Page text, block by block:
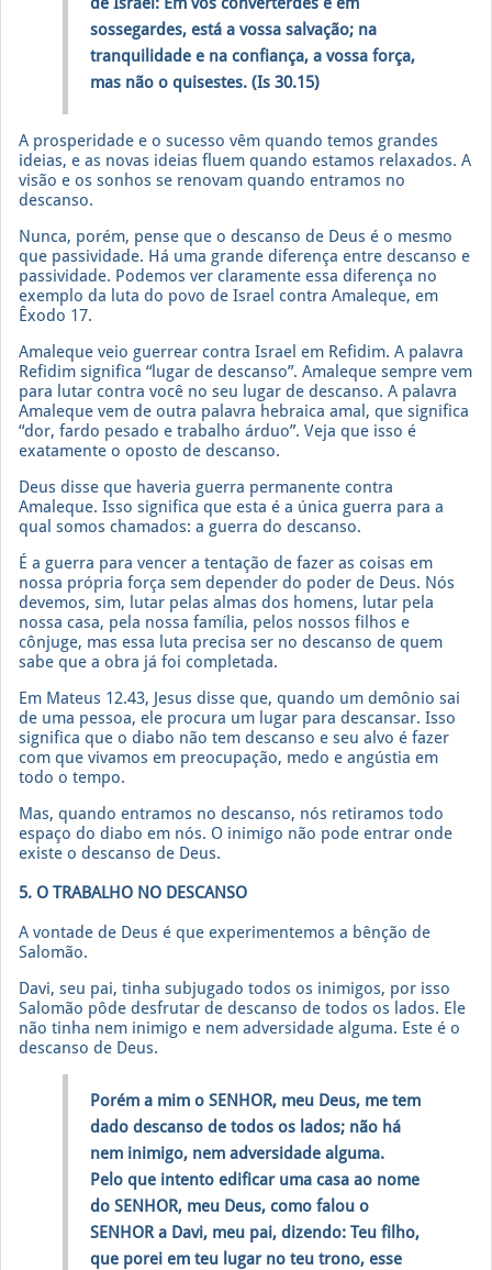
sossegardes, está a vossa salvação; na
tranquilidade e na confiança, a vossa força,
mas não o quisestes. (Is 30.15)
A prosperidade e o sucesso vêm quando temos grandes
ideias, e as novas ideias fluem quando estamos relaxados. A
visão e os sonhos se renovam quando entramos no
descanso.
Nunca, porém, pense que o descanso de Deus é o mesmo
que passividade. Há uma grande diferença entre descanso e
passividade. Podemos ver claramente essa diferença no
exemplo da luta do povo de Israel contra Amaleque, em
Êxodo 17.
Amaleque veio guerrear contra Israel em Refidim. A palavra
Refidim significa “lugar de descanso”. Amaleque sempre vem
para lutar contra você no seu lugar de descanso. A palavra
Amaleque vem de outra palavra hebraica amal, que significa
“dor, fardo pesado e trabalho árduo”. Veja que isso é
exatamente o oposto de descanso.
Deus disse que haveria guerra permanente contra
Amaleque. Isso significa que esta é a única guerra para a
qual somos chamados: a guerra do descanso.
É a guerra para vencer a tentação de fazer as coisas em
nossa própria força sem depender do poder de Deus. Nós
devemos, sim, lutar pelas almas dos homens, lutar pela
nossa casa, pela nossa família, pelos nossos filhos e
cônjuge, mas essa luta precisa ser no descanso de quem
sabe que a obra já foi completada.
Em Mateus 12.43, Jesus disse que, quando um demônio sai
de uma pessoa, ele procura um lugar para descansar. Isso
significa que o diabo não tem descanso e seu alvo é fazer
com que vivamos em preocupação, medo e angústia em
todo o tempo.
Mas, quando entramos no descanso, nós retiramos todo
espaço do diabo em nós. O inimigo não pode entrar onde
existe o descanso de Deus.
5. O TRABALHO NO DESCANSO
A vontade de Deus é que experimentemos a bênção de
Salomão.
Davi, seu pai, tinha subjugado todos os inimigos, por isso
Salomão pôde desfrutar de descanso de todos os lados. Ele
não tinha nem inimigo e nem adversidade alguma. Este é o
descanso de Deus.
Porém a mim o SENHOR, meu Deus, me tem
dado descanso de todos os lados; não há
nem inimigo, nem adversidade alguma.
Pelo que intento edificar uma casa ao nome
do SENHOR, meu Deus, como falou o
SENHOR a Davi, meu pai, dizendo: Teu filho,
que porei em teu lugar no teu trono, esse